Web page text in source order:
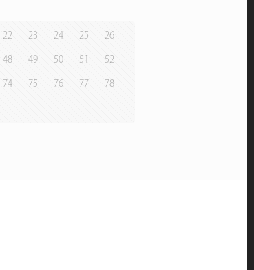
22 23 24 25 26
48 49 50 51 52
74 75 76 77 78